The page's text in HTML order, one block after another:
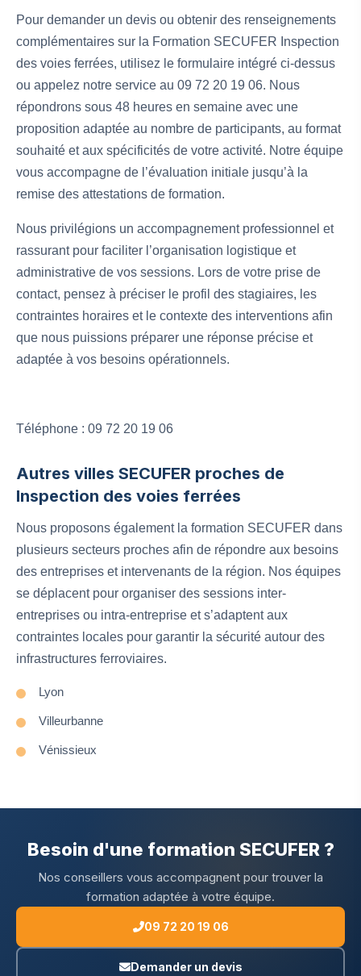
Pour demander un devis ou obtenir des renseignements
complémentaires sur la Formation SECUFER Inspection
des voies ferrées, utilisez le formulaire intégré ci-dessus
ou appelez notre service au 09 72 20 19 06. Nous
répondrons sous 48 heures en semaine avec une
proposition adaptée au nombre de participants, au format
souhaité et aux spécificités de votre activité. Notre équipe
vous accompagne de l’évaluation initiale jusqu’à la
remise des attestations de formation.
Nous privilégions un accompagnement professionnel et
rassurant pour faciliter l’organisation logistique et
administrative de vos sessions. Lors de votre prise de
contact, pensez à préciser le profil des stagiaires, les
contraintes horaires et le contexte des interventions afin
que nous puissions préparer une réponse précise et
adaptée à vos besoins opérationnels.
Téléphone : 09 72 20 19 06
Autres villes SECUFER proches de
Inspection des voies ferrées
Nous proposons également la formation SECUFER dans
plusieurs secteurs proches afin de répondre aux besoins
des entreprises et intervenants de la région. Nos équipes
se déplacent pour organiser des sessions inter-
entreprises ou intra-entreprise et s’adaptent aux
contraintes locales pour garantir la sécurité autour des
infrastructures ferroviaires.
Lyon
Villeurbanne
Vénissieux
Besoin d'une formation SECUFER ?
Nos conseillers vous accompagnent pour trouver la
formation adaptée à votre équipe.
09 72 20 19 06
Demander un devis